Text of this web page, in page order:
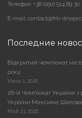
Телефон: +38 (050) 514 89 30
E-mail: contact@frb-
Последние
Відкритий чемпіонат
року.
Июнь 1, 2026
26-й Чемпіонат України з
України Максима
Май 23, 2026